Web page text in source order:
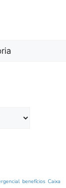
benefícios Caixa